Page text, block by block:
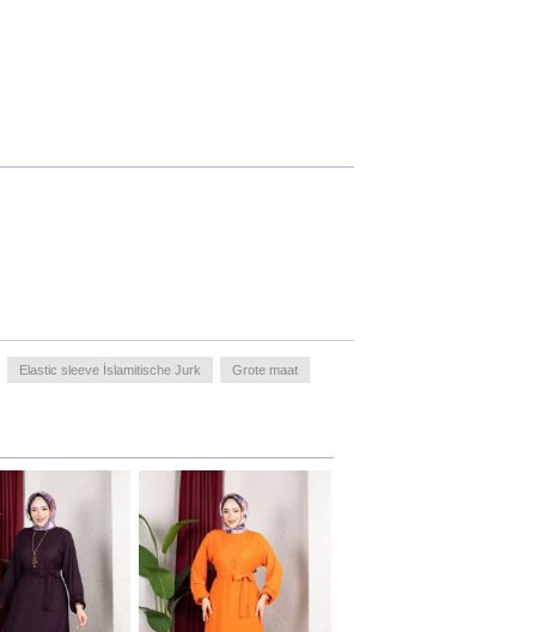
Elastic sleeve İslamitische Jurk Grote maat